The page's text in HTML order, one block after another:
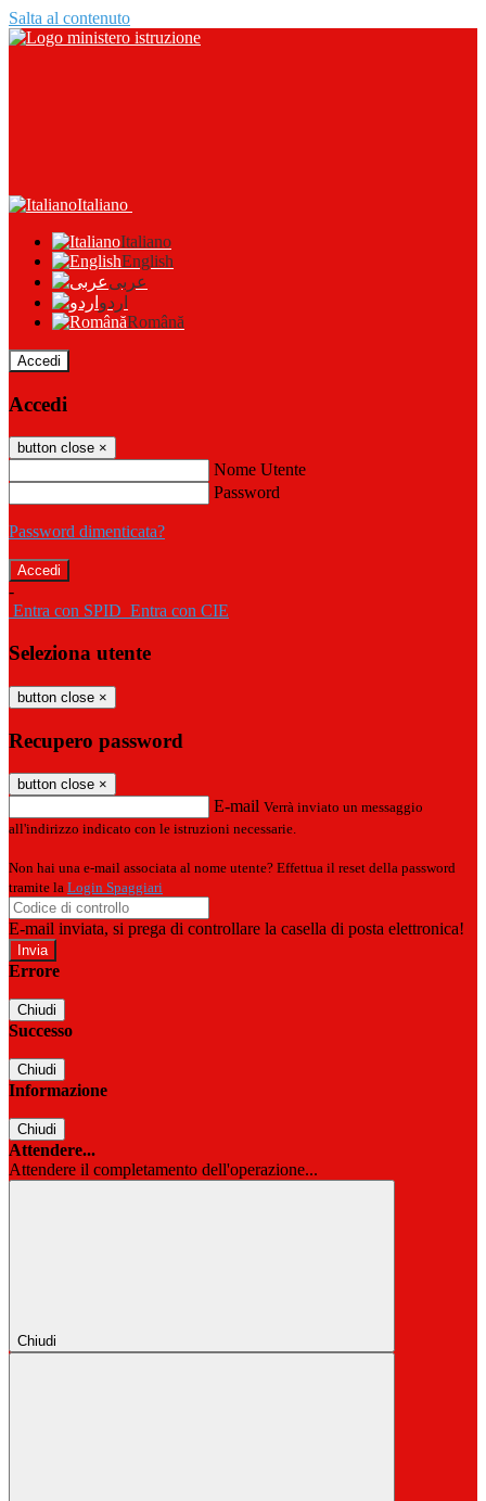
Salta al contenuto
Italiano
Italiano
English
عربى
اردو
Română
Accedi
Accedi
button close ×
Nome Utente
Password
Password dimenticata?
-
Entra con SPID Entra con CIE
Seleziona utente
button close ×
Recupero password
button close ×
E-mail Verrà inviato un messaggio
all'indirizzo indicato con le istruzioni necessarie.
Non hai una e-mail associata al nome utente? Effettua il reset della password
tramite la Login Spaggiari
E-mail inviata, si prega di controllare la casella di posta elettronica!
Errore
Chiudi
Successo
Chiudi
Informazione
Chiudi
Attendere...
Attendere il completamento dell'operazione...
Chiudi